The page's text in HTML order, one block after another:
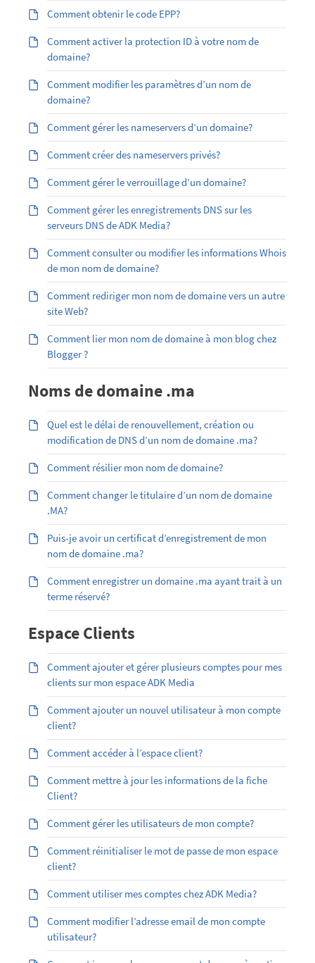
Comment obtenir le code EPP?
Comment activer la protection ID à votre nom de
domaine?
Comment modifier les paramètres d’un nom de
domaine?
Comment gérer les nameservers d’un domaine?
Comment créer des nameservers privés?
Comment gérer le verrouillage d’un domaine?
Comment gérer les enregistrements DNS sur les
serveurs DNS de ADK Media?
Comment consulter ou modifier les informations Whois
de mon nom de domaine?
Comment rediriger mon nom de domaine vers un autre
site Web?
Comment lier mon nom de domaine à mon blog chez
Blogger ?
Noms de domaine .ma
Quel est le délai de renouvellement, création ou
modification de DNS d’un nom de domaine .ma?
Comment résilier mon nom de domaine?
Comment changer le titulaire d’un nom de domaine
.MA?
Puis-je avoir un certificat d’enregistrement de mon
nom de domaine .ma?
Comment enregistrer un domaine .ma ayant trait à un
terme réservé?
Espace Clients
Comment ajouter et gérer plusieurs comptes pour mes
clients sur mon espace ADK Media
Comment ajouter un nouvel utilisateur à mon compte
client?
Comment accéder à l’espace client?
Comment mettre à jour les informations de la fiche
Client?
Comment gérer les utilisateurs de mon compte?
Comment réinitialiser le mot de passe de mon espace
client?
Comment utiliser mes comptes chez ADK Media?
Comment modifier l’adresse email de mon compte
utilisateur?